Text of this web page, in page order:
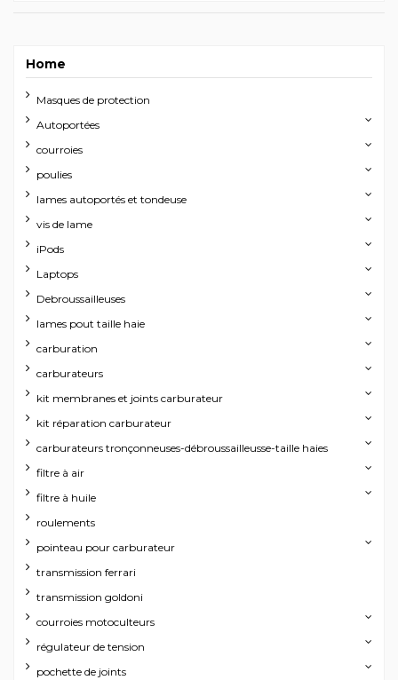
Home
Masques de protection
Autoportées
courroies
poulies
lames autoportés et tondeuse
vis de lame
iPods
Laptops
Debroussailleuses
lames pout taille haie
carburation
carburateurs
kit membranes et joints carburateur
kit réparation carburateur
carburateurs tronçonneuses-débroussailleusse-taille haies
filtre à air
filtre à huile
roulements
pointeau pour carburateur
transmission ferrari
transmission goldoni
courroies motoculteurs
régulateur de tension
pochette de joints